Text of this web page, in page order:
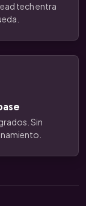
tech entra
Sin